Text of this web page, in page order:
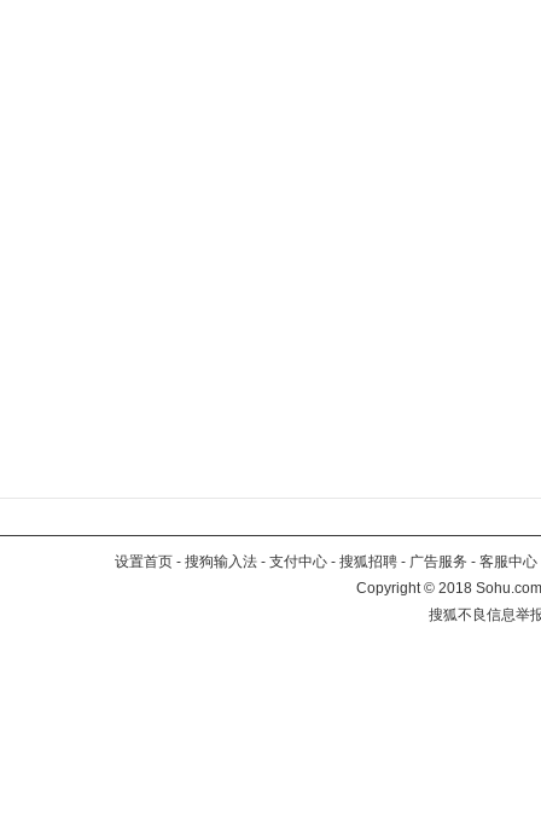
设置首页 - 搜狗输入法 - 支付中心 - 搜狐招聘 - 广告服务 - 客服中心
Copyright©2018
搜狐不良信息举